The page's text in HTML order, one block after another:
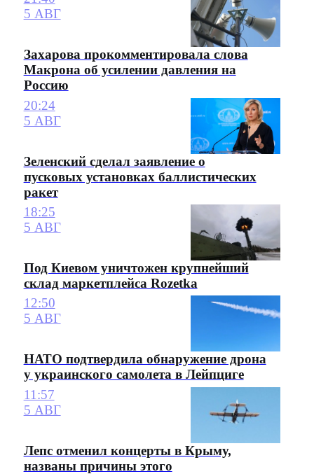
5 АВГ
Захарова прокомментировала слова
Макрона об усилении давления на
Россию
20:24
5 АВГ
Зеленский сделал заявление о
пусковых установках баллистических
ракет
18:25
5 АВГ
Под Киевом уничтожен крупнейший
склад маркетплейса Rozetka
12:50
5 АВГ
НАТО подтвердила обнаружение дрона
у украинского самолета в Лейпциге
11:57
5 АВГ
Лепс отменил концерты в Крыму,
названы причины этого